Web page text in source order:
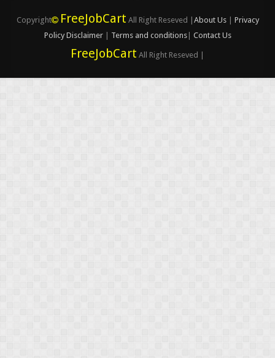
Copyright FreeJobCart All Right Reseved | About Us| Privacy
Policy Disclaimer| Terms and conditions| Contact Us
FreeJobCart All Right Reseved |